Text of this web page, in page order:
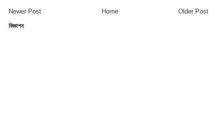
Newer Post Older Post
Home
বিজ্ঞাপন